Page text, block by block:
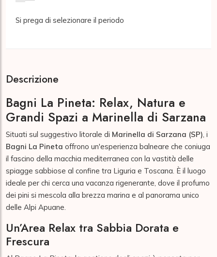
Si prega di selezionare il periodo
Descrizione
Bagni La Pineta: Relax, Natura e
Grandi Spazi a Marinella di Sarzana
Situati sul suggestivo litorale di Marinella di Sarzana (SP) , i
Bagni La Pineta offrono un'esperienza balneare che coniuga
il fascino della macchia mediterranea con la vastità delle
spiagge sabbiose al confine tra Liguria e Toscana. È il luogo
ideale per chi cerca una vacanza rigenerante, dove il profumo
dei pini si mescola alla brezza marina e al panorama unico
delle Alpi Apuane.
Un’Area Relax tra Sabbia Dorata e
Frescura